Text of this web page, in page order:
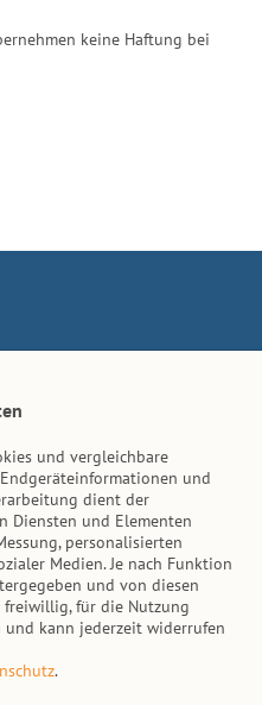
keine Haftung bei
und vergleichbare
und
dient der
Diensten und Elementen
personalisierten
Medien. Je nach Funktion
und von diesen
für die Nutzung
kann jederzeit widerrufen
.